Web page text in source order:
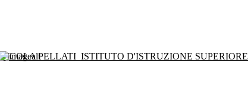
NICOLA PELLATI ISTITUTO D'ISTRUZIONE SUPERIORE